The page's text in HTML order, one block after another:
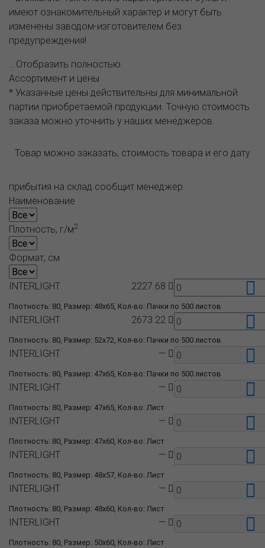
имеют ознакомительный характер и могут быть
изменены заводом-изготовителем без
предупреждения!
...Отобразить полностью
Ассортимент и цены
* Указанные цены действительны для минимальной
партии приобретаемой продукции. Точную стоимость
заказа можно уточнить у наших менеджеров.
Товар можно заказать, стоимость товара и его дату
прибытия на склад сообщит менеджер.
Наименование
Плотность, г/м2
Формат, см
Плотность: 80, Размер: 48x65, Кол-во: Пачки по 500 листов
INTERLIGHT 2227.68
Плотность: 80, Размер: 52x72, Кол-во: Пачки по 500 листов
INTERLIGHT 2673.22
Плотность: 80, Размер: 47x65, Кол-во: Пачки по 500 листов
INTERLIGHT —
Плотность: 80, Размер: 47x65, Кол-во: Лист
INTERLIGHT —
Плотность: 80, Размер: 47x60, Кол-во: Лист
INTERLIGHT —
Плотность: 80, Размер: 48x57, Кол-во: Лист
INTERLIGHT —
Плотность: 80, Размер: 48x60, Кол-во: Лист
INTERLIGHT —
Плотность: 80, Размер: 50x60, Кол-во: Лист
INTERLIGHT —